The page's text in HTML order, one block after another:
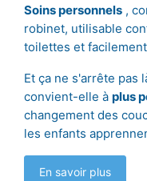
Soins personnels ,
robinet, utilisable
toilettes et
Et ça ne s'arrête pas
convient-elle à plus
changement des
les enfants
En savoir plus